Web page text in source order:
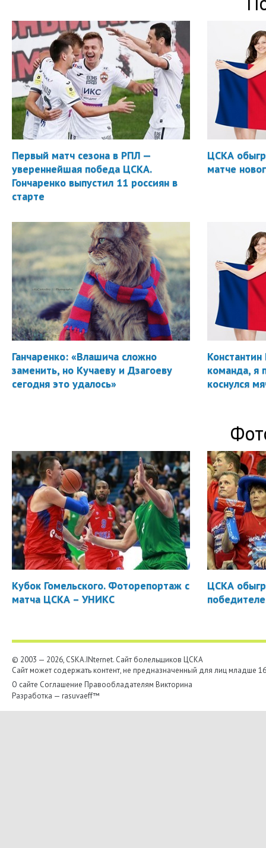
Первый матч сезона в РПЛ —
увереннейшая победа ЦСКА.
Гончаренко выпустил 11 россиян в
старте
ЦСКА
матче
Ганчаренко: «Влашича сложно
заменить, но Кучаеву и Дзагоеву
сегодня это удалось»
Константин
команда, я
коснулся
Кубок Гомельского. Фоторепортаж с
матча ЦСКА – УНИКС
ЦСКА
© 2003 — 2026, CSKA.INternet. Cайт болельщиков ЦСКА
Сайт может содержать контент, не предназначенный для лиц младше
О сайте Соглашение Правообладателям Викторина
Разработка — rasuvaeff™